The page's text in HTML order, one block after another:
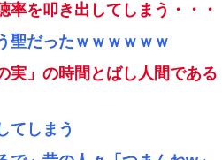
率を叩き出してしまう・・・
聖だったｗｗｗｗｗｗ
実」の時間とばし人間である
てしまう